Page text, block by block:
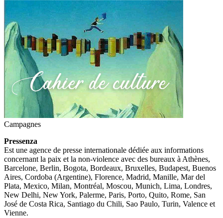
Campagnes
Pressenza
Est une agence de presse internationale dédiée aux informations
concernant la paix et la non-violence avec des bureaux à Athènes,
Barcelone, Berlin, Bogota, Bordeaux, Bruxelles, Budapest, Buenos
Aires, Cordoba (Argentine), Florence, Madrid, Manille, Mar del
Plata, Mexico, Milan, Montréal, Moscou, Munich, Lima, Londres,
New Delhi, New York, Palerme, Paris, Porto, Quito, Rome, San
José de Costa Rica, Santiago du Chili, Sao Paulo, Turin, Valence et
Vienne.